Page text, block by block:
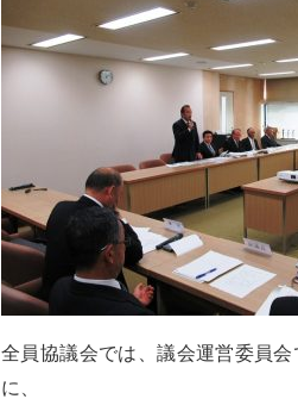
全員協議会では、議会運営委員
に、